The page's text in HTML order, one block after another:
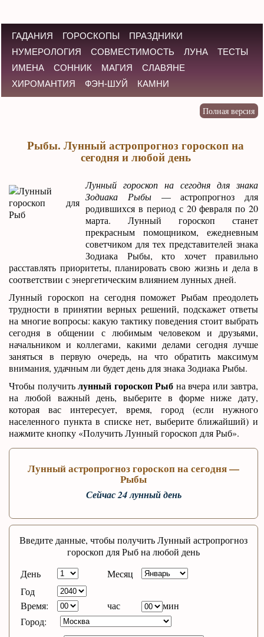
ГАДАНИЯ ГОРОСКОПЫ
ПРАЗДНИКИ
НУМЕРОЛОГИЯ
СОВМЕСТИМОСТЬ ЛУНА
ТЕСТЫ
ИМЕНА
СОННИК МАГИЯ
СЛАВЯНЕ
ХИРОМАНТИЯ
ФЭН-ШУЙ КАМНИ
Рыбы. Лунный астропрогноз гороскоп на
сегодня и любой день
Лунный гороскоп на сегодня для знака
Зодиака Рыбы— астропрогноз для
родившихся в период с 20 февраля по 20
марта. Лунный гороскоп станет
прекрасным помощником, ежедневным
советчиком для тех представителей знака
Зодиака Рыбы, кто хочет правильно
расставлять приоритеты, планировать свою жизнь и дела в
соответствии с энергетическим влиянием лунных дней.
Лунный гороскоп на сегодня поможет Рыбам преодолеть
трудности в принятии верных решений, подскажет ответы
на многие вопросы: какую тактику поведения стоит выбрать
сегодня в общении с любимым человеком и друзьями,
начальником и коллегами, какими делами сегодня лучше
заняться в первую очередь, на что обратить максимум
внимания, удачным ли будет день для знака Зодиака Рыбы.
Чтобы получитьлунный гороскоп Рыб на вчера или завтра,
на любой важный день, выберите в форме ниже дату,
которая вас интересует, время, город (если нужного
населенного пункта в списке нет, выберите ближайший) и
нажмите кнопку «Получить Лунный гороскоп для Рыб».
Лунный астропрогноз гороскопна сегодня—
Рыбы
Сейчас 24 лунный день
Введите данные, чтобы получить Лунный астропрогноз
гороскоп для Рыб на любой день
День
Месяц
Год
Время:
час
мин
Город: